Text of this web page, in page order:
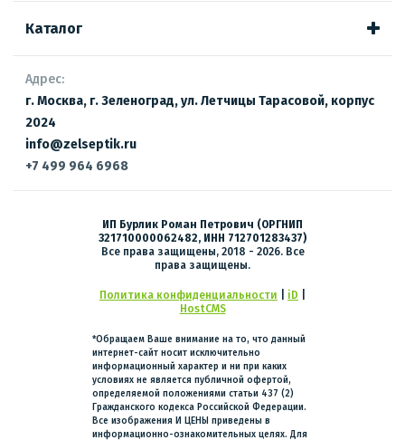
Каталог
Адрес:
г. Москва, г. Зеленоград, ул. Летчицы Тарасовой, корпус
2024
info@zelseptik.ru
+7 499 964 6968
ИП Бурлик Роман Петрович (ОРГНИП
321710000062482, ИНН 712701283437)
Все права защищены, 2018 - 2026. Все
права защищены.
Политика конфиденциальности iD
HostCMS
*Обращаем Ваше внимание на то, что данный
интернет-сайт носит исключительно
информационный характер и ни при каких
условиях не является публичной офертой,
определяемой положениями статьи 437 (2)
Гражданского кодекса Российской Федерации.
Все изображения И ЦЕНЫ приведены в
информационно-ознакомительных целях. Для